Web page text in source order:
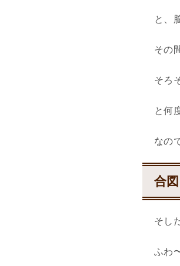
と、
その
そろ
と何
なの
合図
そし
ふわ